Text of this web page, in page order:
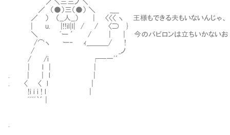
／＼三三ノ'＼
／ （●）三（●） ＼ _＿
／ ） （__人__） | 〈〈〈 ヽ 王様もできる夫もいないんじゃ、
| u. |!!il|l| / / 〈⊃ }
＼ ﾞー ′ / | | 今のバビロンは立ちいかないお
/⌒ヽ ー‐ ｨ＿＿＿/ !
/ _ノ
/ /i ┌─一'´
. 〈 〈 l |
!i i i ! l |
ﾞﾞﾞﾞ｀´ |